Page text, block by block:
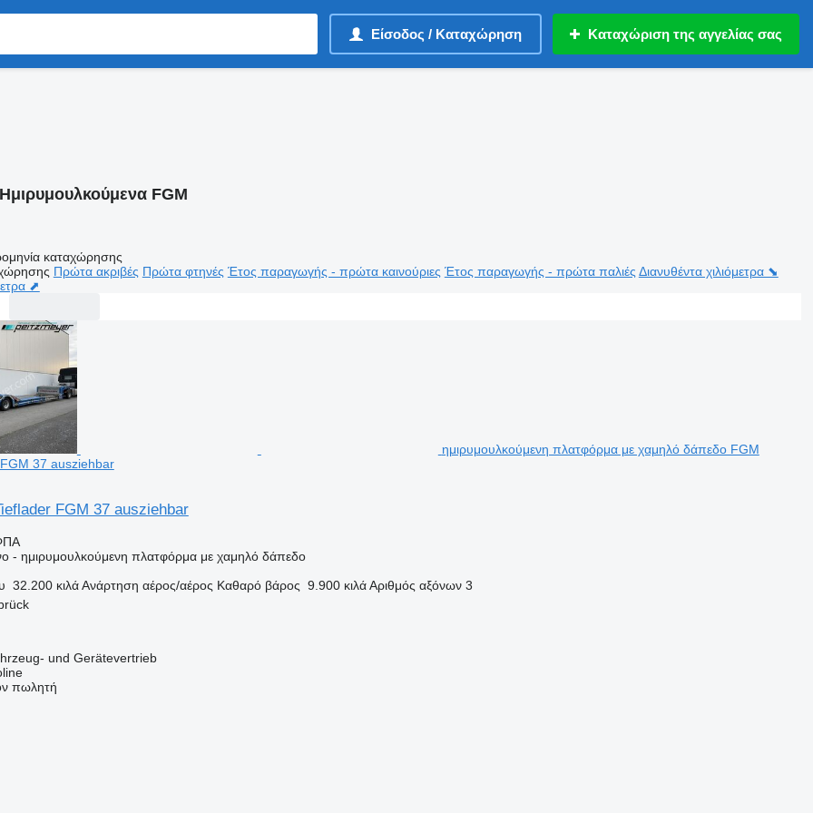
Είσοδος / Καταχώρηση Καταχώριση της αγγελίας σας
Ημιρυμουλκούμενα FGM
καταχώρησης
Πρώτα ακριβές Πρώτα φτηνές Έτος παραγωγής - πρώτα καινούριες Έτος παραγωγής - πρώτα παλιές Διανυθέντα χιλιόμετρα ⬊
⬈
ημιρυμουλκούμενη πλατφόρμα με χαμηλό δάπεδο FGM
37 ausziehbar
FGM 37 ausziehbar
- ημιρυμουλκούμενη πλατφόρμα με χαμηλό δάπεδο
32.200 κιλά Ανάρτηση αέρος/αέρος Καθαρό βάρος 9.900 κιλά Αριθμός αξόνων 3
und Gerätevertrieb
πωλητή